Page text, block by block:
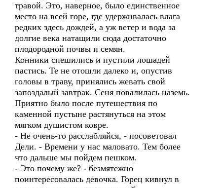
травой. Это, наверное, было единственное
место на всей горе, где удерживалась влага
редких здесь дождей, а уж ветер и вода за
долгие века натащили сюда достаточно
плодородной почвы и семян.
Конники спешились и пустили лошадей
пастись. Те не отошли далеко и, опустив
головы в траву, принялись жевать свой
запоздалый завтрак. Сеня повалилась наземь.
Приятно было после путешествия по
каменной пустыне растянуться на этом
мягком душистом ковре.
- Не очень-то расслабляйся, - посоветовал
Дели. - Времени у нас маловато. Тем более
что дальше мы пойдем пешком.
- Это почему же? - безмятежно
поинтересовалась девочка. Горец кивнул в